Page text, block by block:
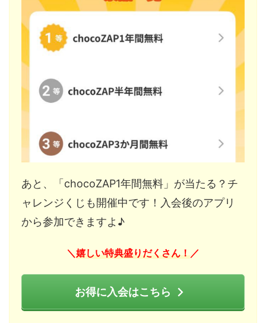
あと、「chocoZAP1年間無料」が当たる？チ
ャレンジくじも開催中です！入会後のアプリ
から参加できますよ♪
＼嬉しい特典盛りだくさん！／
お得に入会はこちら